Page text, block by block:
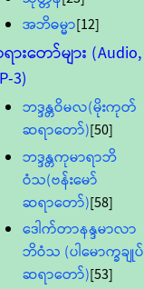
အဘိဓမ္မာ[12]
ားတော်များ (Audio,
3)
ဘဒ္ဒန္တဝိမလ(မိုးကုတ်
ဆရာတော်)[50]
ဘဒ္ဒန္တကုမာရာဘိ
ဝံသ(ဗန်းမော်
ဆရာတော်)[58]
ဒေါက်တာနန္ဒမာလာ
ဘိဝံသ (ပါမောက္ခချုပ်
ဆရာတော်)[53]